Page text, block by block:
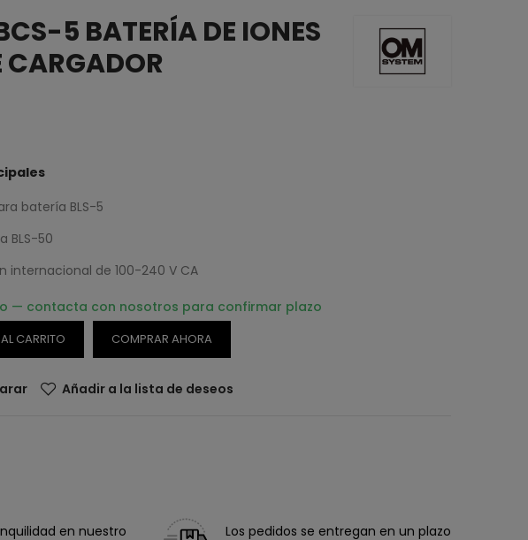
5 BATERÍA DE IONES
CARGADOR
batería BLS-5
BLS-50
internacional de 100-240 V CA
— contacta con nosotros para confirmar plazo
CARRITO COMPRAR AHORA
Añadir a la lista de deseos
en nuestro
Los pedidos se entregan en un plazo